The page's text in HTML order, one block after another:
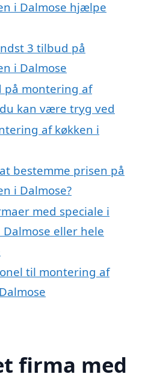
i Dalmose hjælpe
3 tilbud på
i Dalmose
på montering af
kan være tryg ved
af køkken i
bestemme prisen på
i Dalmose?
med speciale i
eller hele
til montering af
firma med